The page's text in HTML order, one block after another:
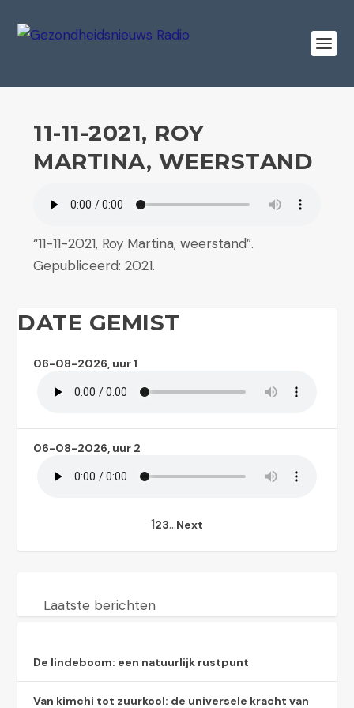
11-11-2021, ROY
MARTINA, WEERSTAND
“11-11-2021, Roy Martina, weerstand”.
Gepubliceerd: 2021.
DATE GEMIST
06-08-2026, uur 1
06-08-2026, uur 2
123…Next
Laatste berichten
De lindeboom: een natuurlijk rustpunt
Van kimchi tot zuurkool: de universele kracht van